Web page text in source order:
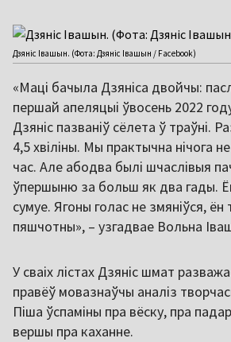
Дзяніс Івашын. (Фота: Дзяніс Івашын / Facebook)
«Маці бачыла Дзяніса двойчы:
першай апеляцыі ўвосень 2022
Дзяніс пазваніў сёлета ў траўні.
4,5 хвіліны. Мы практычна нічога
час. Але абодва былі шчаслівыя
ўпершыню за больш як два гады.
сумуе. Ягоны голас не змяніўся, ён
пяшчотны», – узгадвае Вольна
У сваіх лістах Дзяніс шмат
правёў мовазнаўчы аналіз
Піша ўспаміны пра вёску, пра
вершы пра каханне.